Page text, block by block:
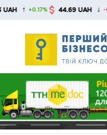
Skip
+0.17% 44.69 UAH ↓ -0.13%